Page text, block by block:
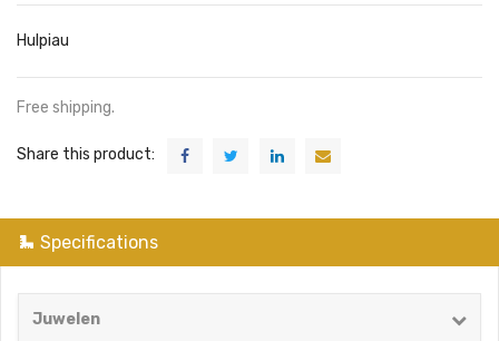
Hulpiau
Free shipping.
Share this product:
Specifications
Juwelen